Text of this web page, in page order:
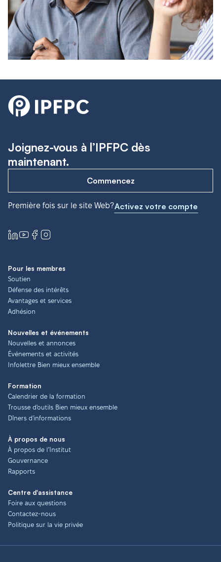
Joignez-vous à l’IPFPC dès
maintenant.
Commencez
Première fois sur le site Web?Activez votre compte
Pour les membres
Soutien
Défense des intérêts
Avantages et services
Adhésion
Nouvelles et événements
Nouvelles et annonces
Événements et activités
Infolettre Bien mieux ensemble
Formation
Calendrier de la formation
Trousse d'outils Bien mieux ensemble
Dîners d'informations
À propos de nous
À propos de l’Institut
Gouvernance
Rapports
Centre d'assistance
Foire aux questions
Contactez-nous
Politique sur la vie privée